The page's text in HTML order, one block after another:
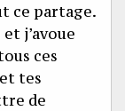
ce partage.
j’avoue
ces
tes
de